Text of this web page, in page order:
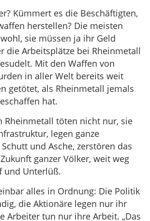
Kümmert es die Beschäftigten,
herstellen? Die meisten
sie müssen ja ihr Geld
die Arbeitsplätze bei Rheinmetall
Mit den Waffen von
in aller Welt bereits weit
getötet, als Rheinmetall jemals
hat.
Rheinmetall töten nicht nur, sie
legen ganze
und Asche, zerstören das
ganzer Völker, weit weg
und Unterlüß.
alles in Ordnung: Die Politik
die Aktionäre legen nur ihr
Arbeiter tun nur ihre Arbeit. „Das